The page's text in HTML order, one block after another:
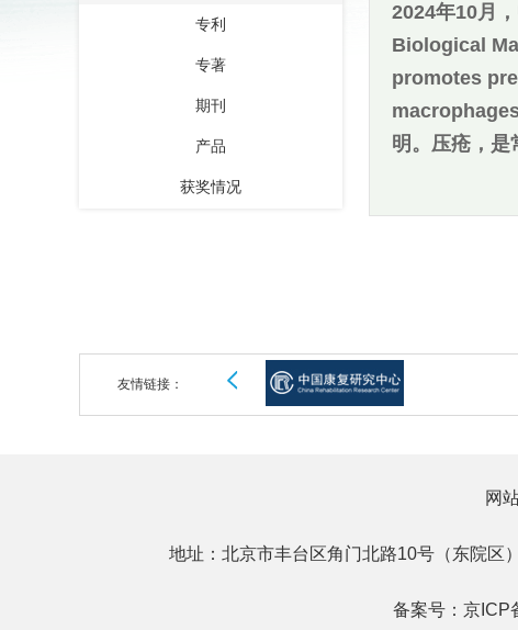
专利
专著
期刊
产品
获奖情况
2024年10月
Biological
promotes
明。压疮，是
和摩擦引起
则是抑制炎
开发新的可
比，这种水凝
力；（ii）完
重要的应用
友情链接：
网
地址：北京市丰台区角门北路10号（东院区
备案号： 京ICP